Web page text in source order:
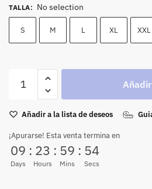
TALLA: No selection
S M L XL XXL
Añadir a la lista de deseos
¡Apurarse! Esta venta termina en
09
Days
: 23
Hours
: 59
Mins
: 52
Secs